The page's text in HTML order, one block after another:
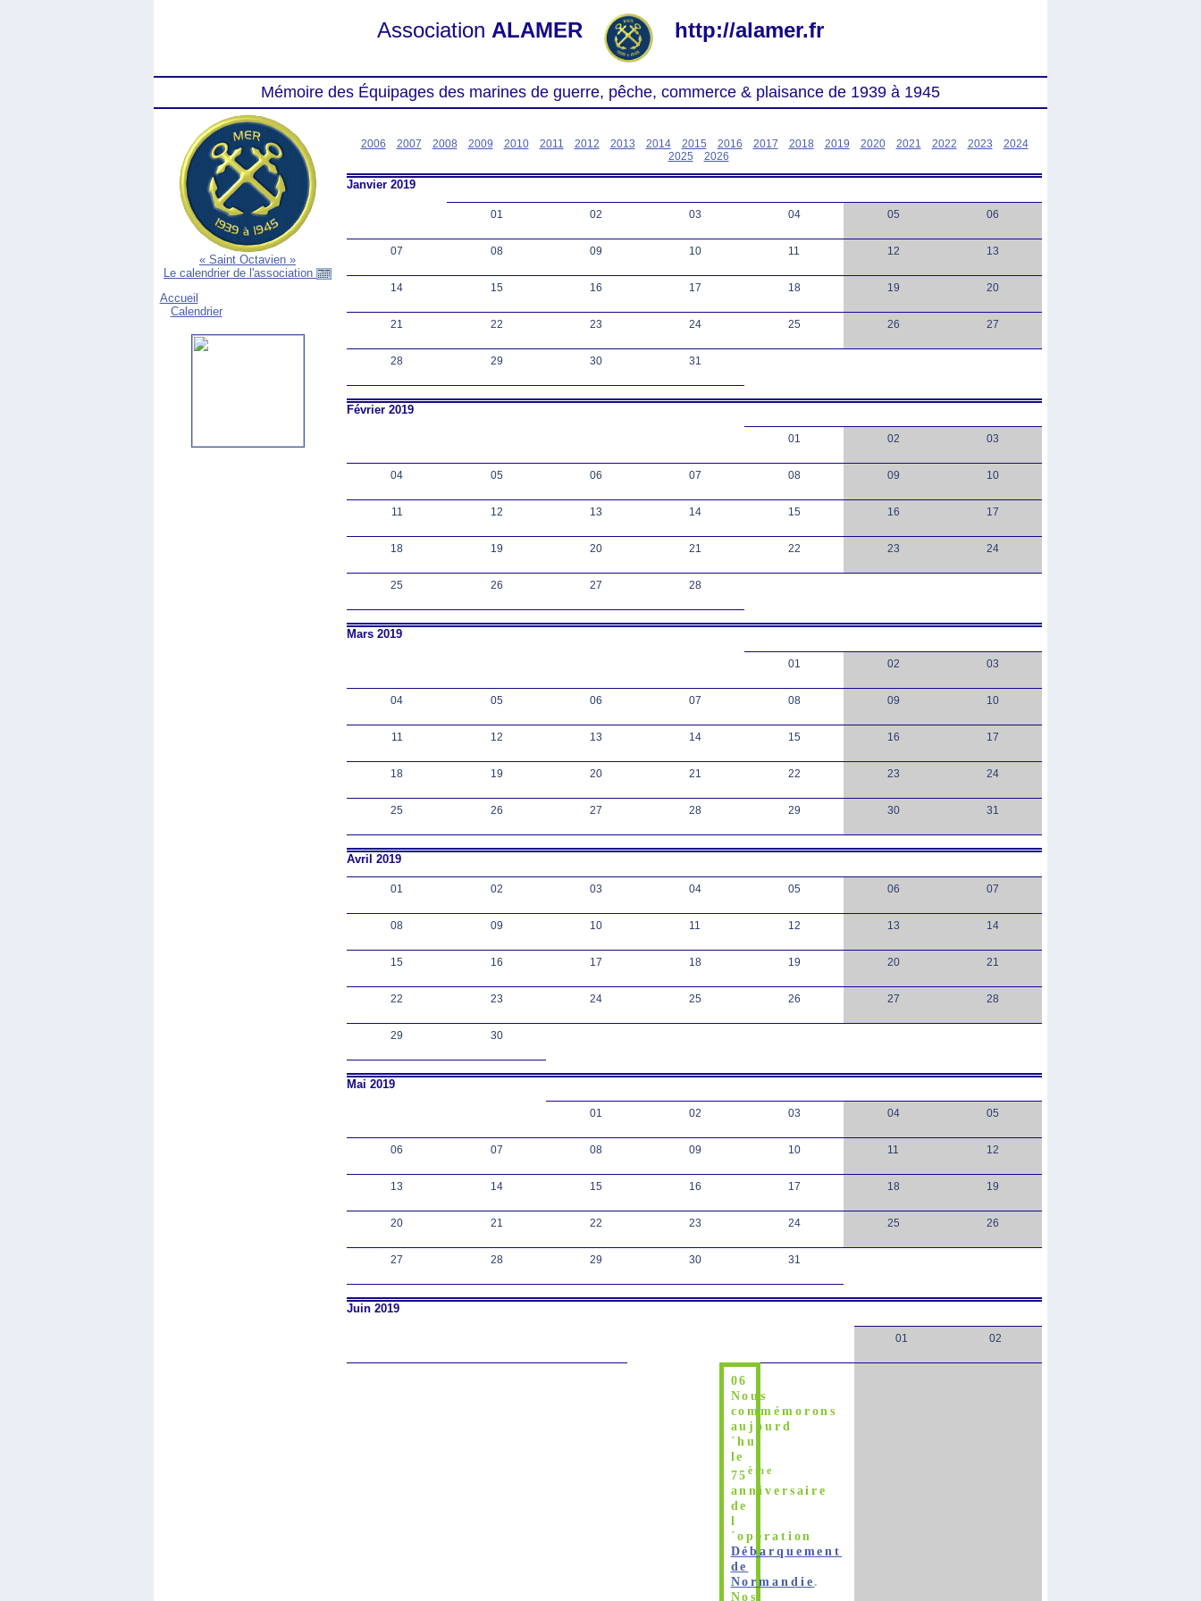
Association ALAMER http://alamer.fr
Mémoire des Équipages des marines de guerre, pêche, commerce & plaisance de 1939 à 1945
« Saint Octavien »
Le calendrier de l'association
Accueil
Calendrier
2006 2007 2008 2009 2010 2011 2012 2013 2014 2015 2016 2017 2018 2019 2020 2021 2022 2023
2024
2025
2026
Janvier 2019
01 02 03 04 05 06
07 08 09 10 11 12 13
14 15 16 17 18 19 20
21 22 23 24 25 26 27
28 29 30 31
Février 2019
01 02 03
04 05 06 07 08 09 10
11 12 13 14 15 16 17
18 19 20 21 22 23 24
25 26 27 28
Mars 2019
01 02 03
04 05 06 07 08 09 10
11 12 13 14 15 16 17
18 19 20 21 22 23 24
25 26 27 28 29 30 31
Avril 2019
01 02 03 04 05 06 07
08 09 10 11 12 13 14
15 16 17 18 19 20 21
22 23 24 25 26 27 28
29 30
Mai 2019
01 02 03 04 05
06 07 08 09 10 11 12
13 14 15 16 17 18 19
20 21 22 23 24 25 26
27 28 29 30 31
Juin 2019
01 02
06
Nous
commémorons
aujourd
´hui
le
75ème
anniversaire
de
l
´opération
Débarquement
de
Normandie.
Nos